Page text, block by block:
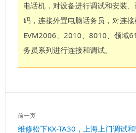
电话机，对设备进行调试和安装
码，连接外置电脑话务员，对连
EVM2006、2010、8010、领域
务员系列进行连接和调试。
文
章
前一页
上
维修松下KX-TA30，上海上门调试